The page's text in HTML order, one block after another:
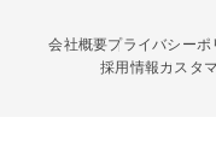
会社概要プライバシーポ
採用情報カスタ